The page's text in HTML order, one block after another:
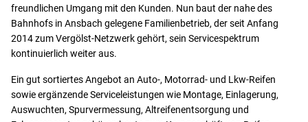
freundlichen Umgang mit den Kunden. Nun baut der nahe des
Bahnhofs in Ansbach gelegene Familienbetrieb, der seit Anfang
2014 zum Vergölst-Netzwerk gehört, sein Servicespektrum
kontinuierlich weiter aus.
Ein gut sortiertes Angebot an Auto-, Motorrad- und Lkw-Reifen
sowie ergänzende Serviceleistungen wie Montage, Einlagerung,
Auswuchten, Spurvermessung, Altreifenentsorgung und